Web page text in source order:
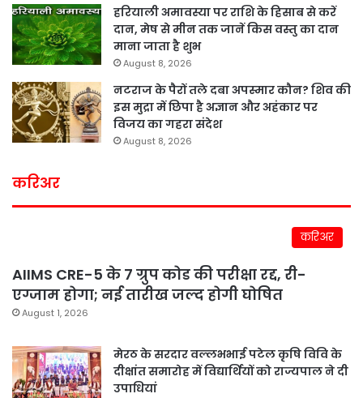
हरियाली अमावस्या पर राशि के हिसाब से करें
दान, मेष से मीन तक जानें किस वस्तु का दान
माना जाता है शुभ
August 8, 2026
नटराज के पैरों तले दबा अपस्मार कौन? शिव की
इस मुद्रा में छिपा है अज्ञान और अहंकार पर
विजय का गहरा संदेश
August 8, 2026
करिअर
करिअर
AIIMS CRE-5 के 7 ग्रुप कोड की परीक्षा रद्द, री-
एग्जाम होगा; नई तारीख जल्द होगी घोषित
August 1, 2026
मेरठ के सरदार वल्लभभाई पटेल कृषि विवि के
दीक्षांत समारोह में विद्यार्थियों को राज्यपाल ने दी
उपाधियां